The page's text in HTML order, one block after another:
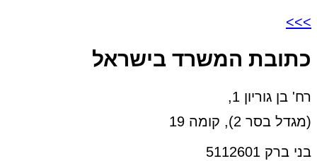
>>>
כתובת המשרד בישראל
רח' בן גוריון 1,
(מגדל בסר 2), קומה 19
בני ברק 5112601